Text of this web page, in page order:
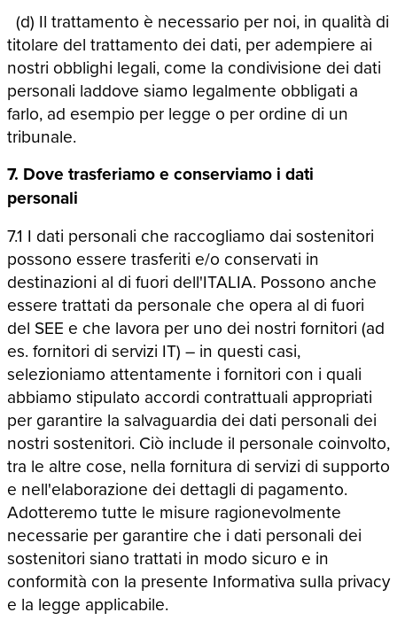
(d) Il trattamento è necessario per noi, in qualità di
titolare del trattamento dei dati, per adempiere ai
nostri obblighi legali, come la condivisione dei dati
personali laddove siamo legalmente obbligati a
farlo, ad esempio per legge o per ordine di un
tribunale.
7. Dove trasferiamo e conserviamo i dati
personali
7.1 I dati personali che raccogliamo dai sostenitori
possono essere trasferiti e/o conservati in
destinazioni al di fuori dell'ITALIA. Possono anche
essere trattati da personale che opera al di fuori
del SEE e che lavora per uno dei nostri fornitori (ad
es. fornitori di servizi IT) – in questi casi,
selezioniamo attentamente i fornitori con i quali
abbiamo stipulato accordi contrattuali appropriati
per garantire la salvaguardia dei dati personali dei
nostri sostenitori. Ciò include il personale coinvolto,
tra le altre cose, nella fornitura di servizi di supporto
e nell'elaborazione dei dettagli di pagamento.
Adotteremo tutte le misure ragionevolmente
necessarie per garantire che i dati personali dei
sostenitori siano trattati in modo sicuro e in
conformità con la presente Informativa sulla privacy
e la legge applicabile.